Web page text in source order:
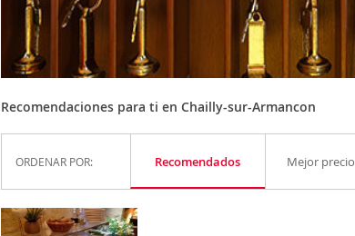
Recomendaciones para ti en Chailly-sur-Armancon
ORDENAR POR: Recomendados Mejor precio